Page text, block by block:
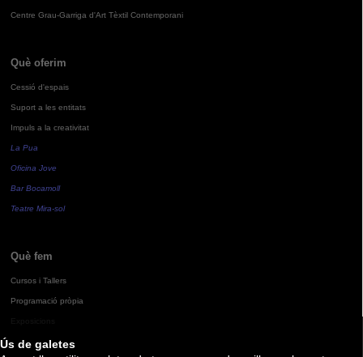
Ús de galetes
Centre Grau-Garriga d'Art Tèxtil Contemporani
Què oferim
Cessió d'espais
Suport a les entitats
Impuls a la creativitat
La Pua
Oficina Jove
Bar Bocamoll
Teatre Mira-sol
Què fem
Cursos i Tallers
Programació pròpia